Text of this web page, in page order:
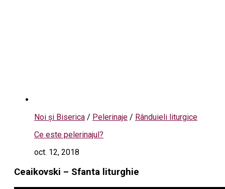
Noi și Biserica / Pelerinaje / Rânduieli liturgice
Ce este pelerinajul?
oct. 12, 2018
Ceaikovski – Sfanta liturghie